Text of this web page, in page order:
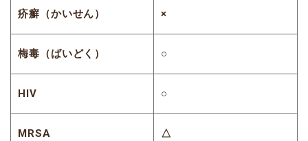
疥癬（かいせん） ×
梅毒（ばいどく） ○
HIV ○
MRSA △